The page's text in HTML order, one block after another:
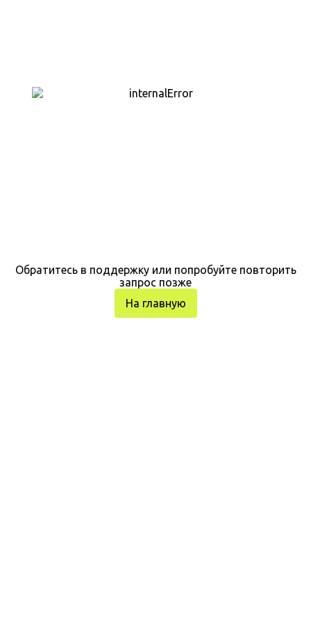
Обратитесь в поддержку или попробуйте повторить
запрос позже
На главную